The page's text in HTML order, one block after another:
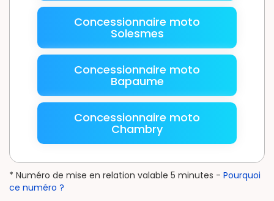
Concessionnaire moto
Solesmes
Concessionnaire moto
Bapaume
Concessionnaire moto
Chambry
* Numéro de mise en relation valable 5 minutes - Pourquoi
ce numéro ?